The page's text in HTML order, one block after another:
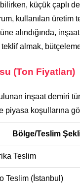
küçük çaplı
kullanılan
alındığında,
almak,
(Ton Fiyatları)
inşaat demiri
piyasa koşullarına
Bölge/Teslim
Teslim
Teslim (İstanbul)